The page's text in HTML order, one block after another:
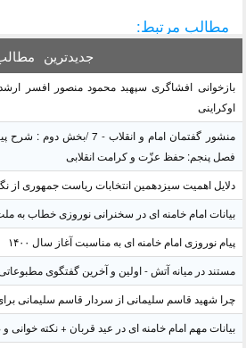
مطالب مرتبط:
جدیدترین
بازخوانی افشاگری سپهبد محمود منصور افسر
اوکراینی
فصل پنجم: حفظ عزّت و کرامت انقلابی
دلایل اهمیت سیزدهمین انتخابات ریاست جمهوری از
بیانات امام خامنه ای در سخنرانی نوروزی خطاب به
پیام نوروزی امام خامنه ای به مناسبت آغاز سال ۱۴۰۰
مستند در میانه آتش - اولین و آخرین گفتگوی
چرا شهید قاسم سلیمانی از سردار قاسم سلیمانی
بیانات مهم امام خامنه ای در عید قربان + نکته خوانی